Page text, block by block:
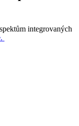
integrovaných